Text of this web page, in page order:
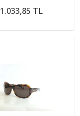
1.033,85 TL